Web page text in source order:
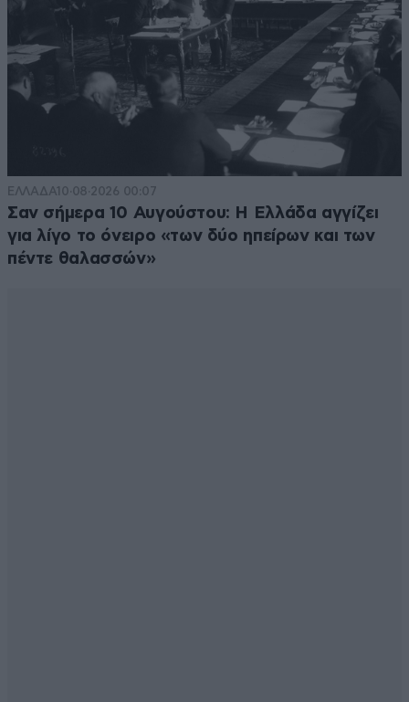
ΕΛΛΑΔΑ10·08·2026 00:07
Σαν σήμερα 10 Αυγούστου: Η Ελλάδα αγγίζει
για λίγο το όνειρο «των δύο ηπείρων και των
πέντε θαλασσών»